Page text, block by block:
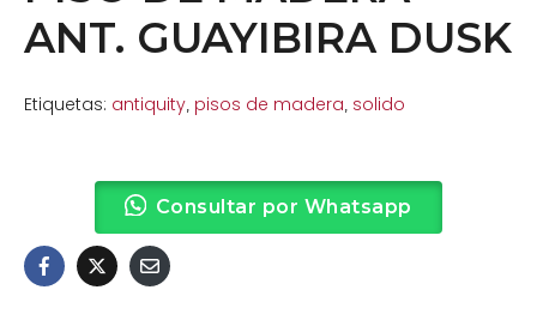
ANT. GUAYIBIRA DUSK
Etiquetas: antiquity pisos de madera solido
Consultar por Whatsapp